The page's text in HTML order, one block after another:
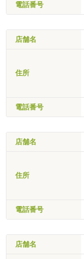
電話番号
店舗名
住所
電話番号
店舗名
住所
電話番号
店舗名